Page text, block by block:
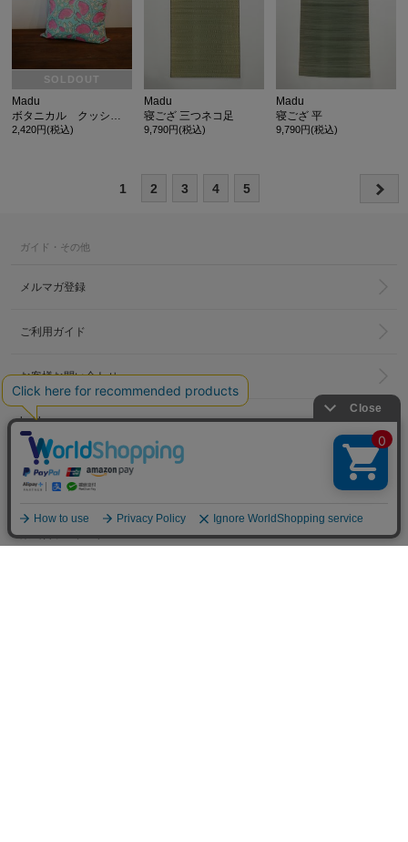
SOLDOUT
Madu
ボタニカル クッションカバー ピンクブルー
2,420円(税込)
Madu
寝ござ 三つネコ足
9,790円(税込)
Madu
寝ござ 平
9,790円(税込)
1 2 3 4 5
ガイド・その他
メルマガ登録
ご利用ガイド
お客様お問い合わせ
hakka group
LINKS
トータルディレクター
葉山啓子のブログ
PRESS BLOG